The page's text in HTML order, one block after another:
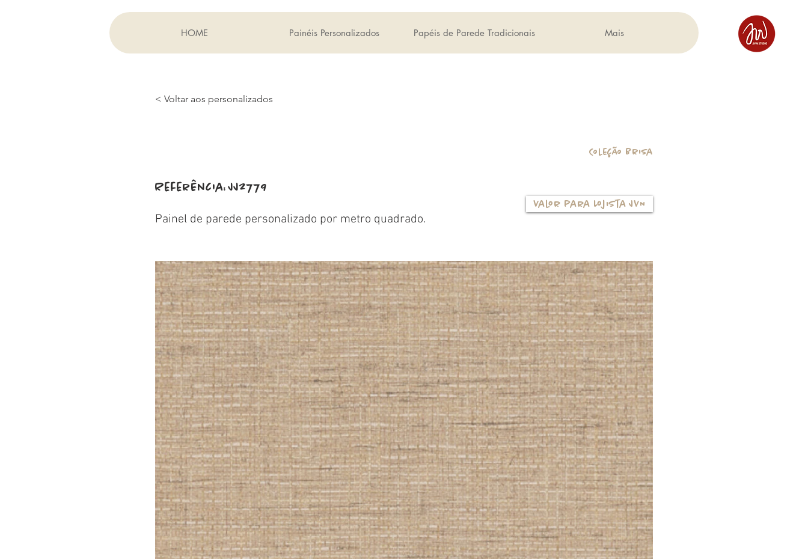
HOME Painéis Personalizados Papéis de Parede Tradicionais Mais
< Voltar aos personalizados
Coleção Brisa
Referência: JJ2779
Painel de parede personalizado por metro quadrado.
Valor para Lojista JVN